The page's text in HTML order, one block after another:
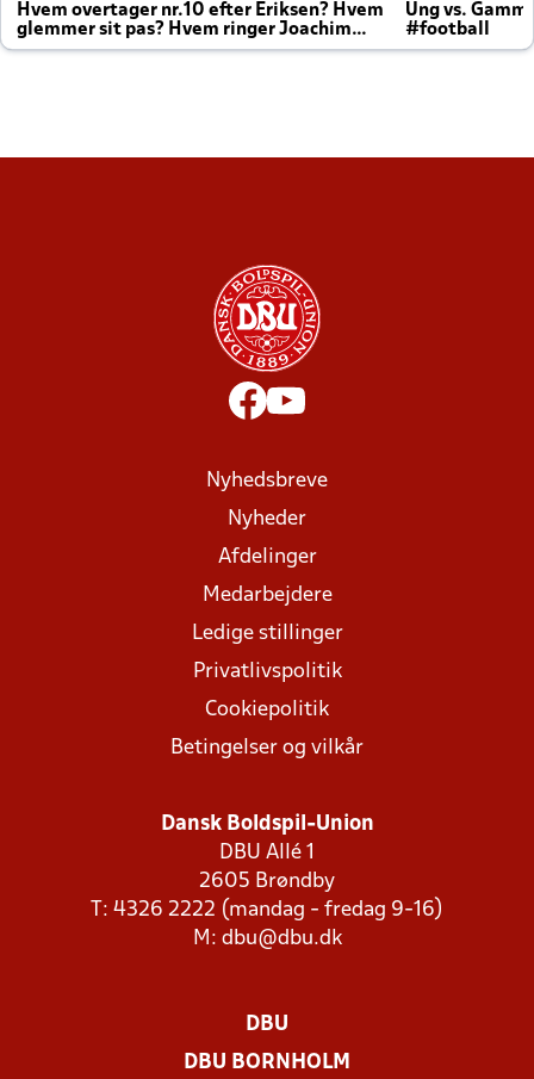
Hvem overtager nr.10 efter Eriksen? Hvem
glemmer sit pas? Hvem ringer Joachim
altid til efter kampe?
Ung vs.
#football
Nyhedsbreve
Nyheder
Afdelinger
Medarbejdere
Ledige stillinger
Privatlivspolitik
Cookiepolitik
Betingelser og vilkår
Dansk Boldspil-Union
DBU Allé 1
2605 Brøndby
T: 4326 2222 (mandag - fredag 9-16)
M: dbu@dbu.dk
DBU
DBU BORNHOLM